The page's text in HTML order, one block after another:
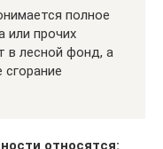
полное
или прочих
в лесной фонд, а
относятся: